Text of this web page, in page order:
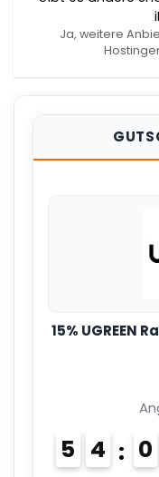
Ja, weitere
15% UGREEN
5 4 0